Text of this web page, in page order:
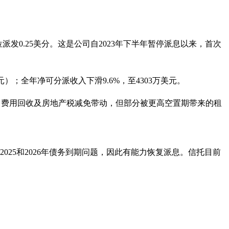
发0.25美分。这是公司自2023年下半年暂停派息以来，首次
；全年净可分派收入下滑9.6%，至4303万美元。
用回收及房地产税减免带动，但部分被更高空置期带来的租
和2026年债务到期问题，因此有能力恢复派息。信托目前